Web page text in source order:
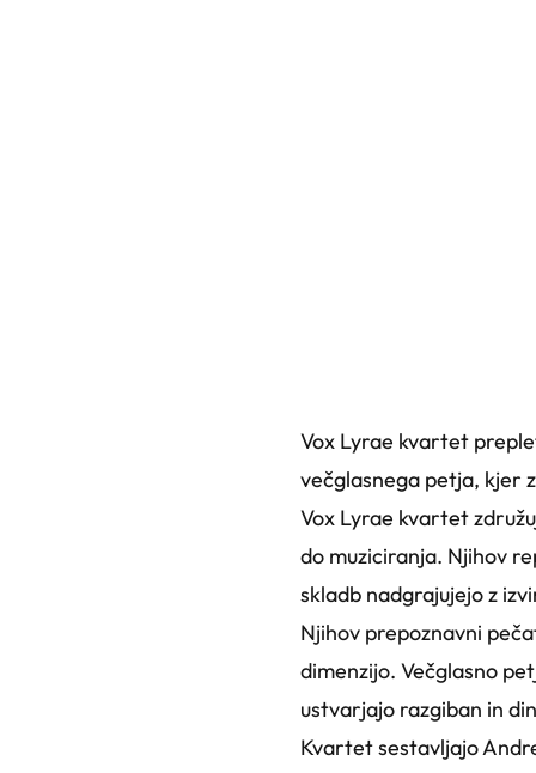
Vox Lyrae kvartet
večglasnega petja, kjer
Vox Lyrae kvartet
do muziciranja. Njihov
skladb nadgrajujejo z
Njihov prepoznavni
dimenzijo. Večglasno
ustvarjajo razgiban in
Kvartet sestavljajo